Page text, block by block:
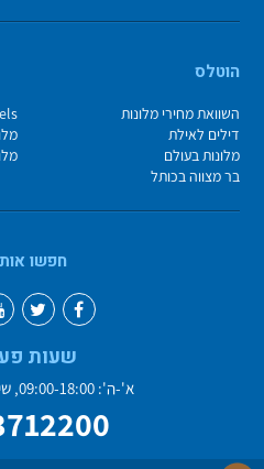
הוטלס
השוואת מחירי מלונות
דילים לאילת
מלונות בעולם
בר מצווה בכותל
חפשו
שעות
א'-ה': 09:00-18:00, שישי: 09:00-13:00